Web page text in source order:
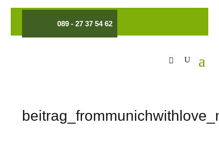
089 - 27 37 54 62